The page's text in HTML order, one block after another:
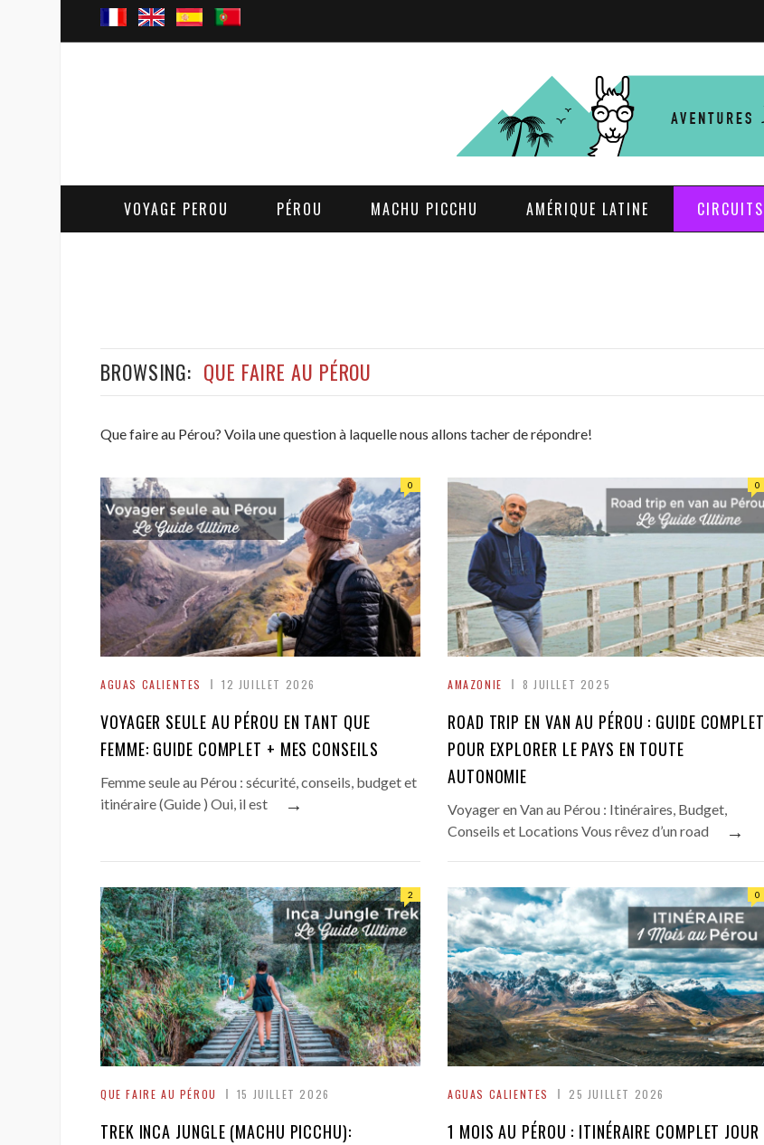
VOYAGE PEROU PÉROU MACHU PICCHU AMÉRIQUE LATINE CIRCUITS
BROWSING: QUE FAIRE AU PÉROU
Que faire au Pérou? Voila une question à laquelle nous allons tacher de répondre!
AGUAS CALIENTES 12 JUILLET 2026
0
VOYAGER SEULE AU PÉROU EN TANT QUE
FEMME: GUIDE COMPLET + MES CONSEILS
Femme seule au Pérou : sécurité, conseils, budget et
itinéraire (Guide ) Oui, il est
→
AMAZONIE 8 JUILLET 2025
0
ROAD TRIP EN VAN AU PÉROU : GUIDE COMPLET
POUR EXPLORER LE PAYS EN TOUTE
AUTONOMIE
Voyager en Van au Pérou : Itinéraires, Budget,
Conseils et Locations Vous rêvez d’un road
→
QUE FAIRE AU PÉROU 15 JUILLET 2026
2
TREK INCA JUNGLE (MACHU PICCHU):
AGUAS CALIENTES 25 JUILLET 2026
0
1 MOIS AU PÉROU : ITINÉRAIRE COMPLET JOUR